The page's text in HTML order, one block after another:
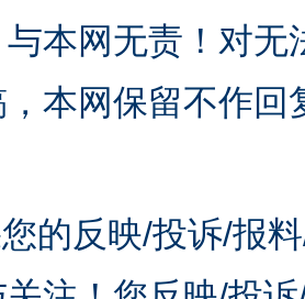
本网无责！对
本网保留不作
的反映/投诉/报